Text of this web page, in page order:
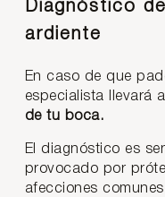
Diagnóstico
ardiente
En caso de que
especialista llevará
de tu boca.
El diagnóstico es
provocado por
afecciones